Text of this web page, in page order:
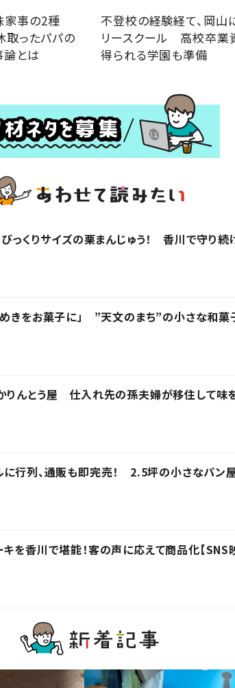
家事の2種
ったパパの
論とは
不登校の経験経て、岡山
リースクール 高校卒業
得られる学園も準備
っくりサイズの栗まんじゅう！ 香川で守り続
めきをお菓子に」 ”天文のまち”の小さな和
りんとう屋 仕入れ先の孫夫婦が移住して味
に行列、通販も即完売！ 2.5坪の小さなパン
を香川で堪能！客の声に応えて商品化【SNS